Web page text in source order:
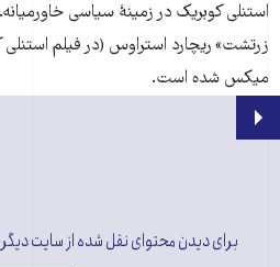
استنلی کوبریک در زمینۀ سیاسی
زرتشت» ریچارد استراوس (در فیلم
میکس شده است.
برای دیدن محتوای نقل شده از سایت